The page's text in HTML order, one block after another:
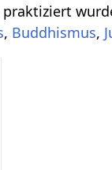
, Buddhismus,